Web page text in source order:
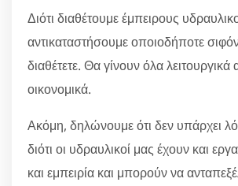
Διότι διαθέτουμε έμπειρους
αντικαταστήσουμε οποιοδήποτε
διαθέτετε. Θα γίνουν όλα
οικονομικά.
Ακόμη, δηλώνουμε ότι δεν υπάρχει
διότι οι υδραυλικοί μας έχουν και
και εμπειρία και μπορούν να